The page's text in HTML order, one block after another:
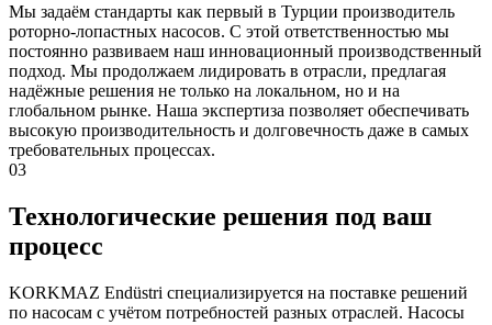
Мы задаём стандарты как первый в Турции производитель
роторно-лопастных насосов. С этой ответственностью мы
постоянно развиваем наш инновационный производственный
подход. Мы продолжаем лидировать в отрасли, предлагая
надёжные решения не только на локальном, но и на
глобальном рынке. Наша экспертиза позволяет обеспечивать
высокую производительность и долговечность даже в самых
требовательных процессах.
03
Технологические решения под ваш
процесс
KORKMAZ Endüstri специализируется на поставке решений
по насосам с учётом потребностей разных отраслей. Насосы